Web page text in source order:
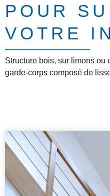
POUR
VOTRE
Structure bois, sur limons ou
garde-corps composé de